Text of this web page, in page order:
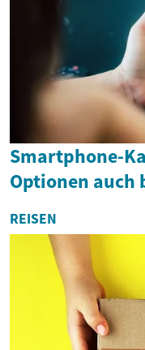
Smartphone-
Optionen auch
REISEN